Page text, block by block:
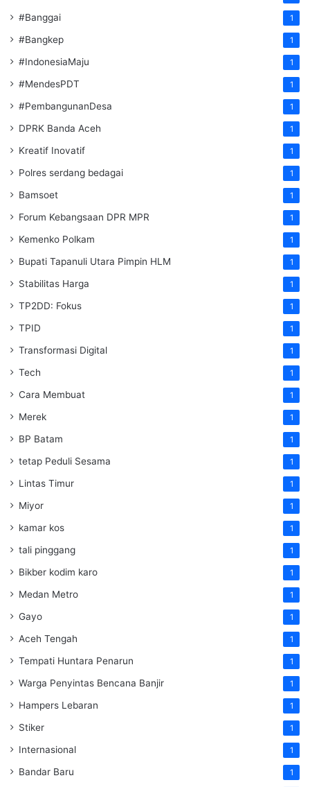
#Banggai 1
#Bangkep 1
#IndonesiaMaju 1
#MendesPDT 1
#PembangunanDesa 1
DPRK Banda Aceh 1
Kreatif Inovatif 1
Polres serdang bedagai 1
Bamsoet 1
Forum Kebangsaan DPR MPR 1
Kemenko Polkam 1
‎Bupati Tapanuli Utara Pimpin HLM 1
Stabilitas Harga 1
TP2DD: Fokus 1
TPID 1
Transformasi Digital 1
Tech 1
Cara Membuat 1
Merek 1
BP Batam 1
tetap Peduli Sesama 1
Lintas Timur 1
Miyor 1
kamar kos 1
tali pinggang 1
Bikber kodim karo 1
Medan Metro 1
Gayo 1
Aceh Tengah 1
Tempati Huntara Penarun 1
Warga Penyintas Bencana Banjir 1
Hampers Lebaran 1
Stiker 1
Internasional 1
Bandar Baru 1